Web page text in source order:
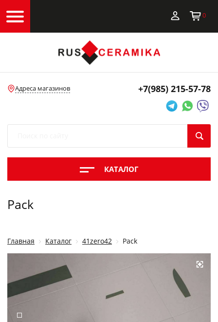
0
Адреса магазинов +7(985) 215-57-78
КАТАЛОГ
Pack
Главная Каталог 41zero42 Pack